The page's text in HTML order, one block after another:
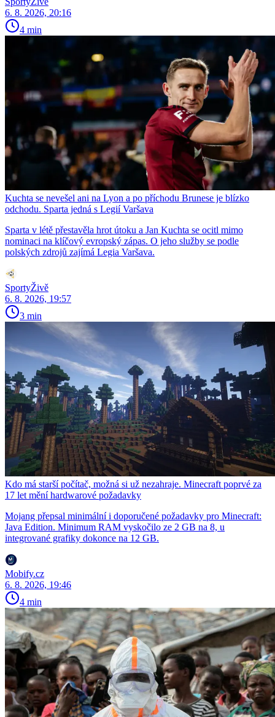
6. 8. 2026, 20:16
4 min
Kuchta se nevešel ani na Lyon a po příchodu Brunese je blízko
odchodu. Sparta jedná s Legií Varšava
Sparta v létě přestavěla hrot útoku a Jan Kuchta se ocitl mimo
nominaci na klíčový evropský zápas. O jeho služby se podle
polských zdrojů zajímá Legia Varšava.
SportyŽivě
6. 8. 2026, 19:57
3 min
Kdo má starší počítač, možná si už nezahraje. Minecraft poprvé za
17 let mění hardwarové požadavky
Mojang přepsal minimální i doporučené požadavky pro Minecraft:
Java Edition. Minimum RAM vyskočilo ze 2 GB na 8, u
integrované grafiky dokonce na 12 GB.
Mobify.cz
6. 8. 2026, 19:46
4 min